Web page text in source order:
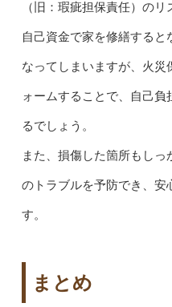
（旧：瑕疵担保責任）の
自己資金で家を修繕すると
なってしまいますが、火災
ォームすることで、自己負
るでしょう。
また、損傷した箇所もし
のトラブルを予防でき、安
す。
まとめ